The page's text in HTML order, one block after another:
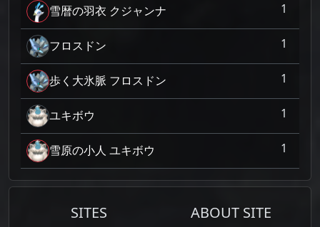
雪暦の羽衣 クジャンナ 1
フロスドン 1
歩く大氷脈 フロスドン 1
ユキボウ 1
雪原の小人 ユキボウ 1
SITES ABOUT SITE